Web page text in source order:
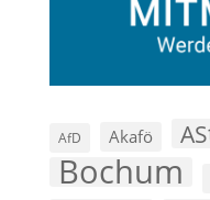
AfD Akafö
Bochum